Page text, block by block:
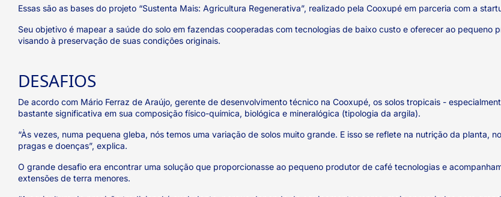
Essas são as bases do projeto “Sustenta Mais: Agricultura Regenerativa”, realizado pela Cooxupé em parceria com a
Seu objetivo é mapear a saúde do solo em fazendas cooperadas com tecnologias de baixo custo e oferecer ao pequeno
visando à preservação de suas condições originais.
DESAFIOS
De acordo com Mário Ferraz de Araújo, gerente de desenvolvimento técnico na Cooxupé, os solos tropicais -
bastante significativa em sua composição físico-química, biológica e mineralógica (tipologia da argila).
“Às vezes, numa pequena gleba, nós temos uma variação de solos muito grande. E isso se reflete na nutrição da
pragas e doenças”, explica.
O grande desafio era encontrar uma solução que proporcionasse ao pequeno produtor de café tecnologias e
extensões de terra menores.